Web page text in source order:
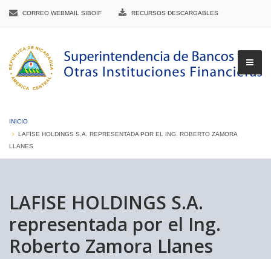
CORREO WEBMAIL SIBOIF RECURSOS DESCARGABLES
INICIO
LAFISE HOLDINGS S.A. REPRESENTADA POR EL ING. ROBERTO ZAMORA
LLANES
LAFISE HOLDINGS S.A.
representada por el Ing.
Roberto Zamora Llanes